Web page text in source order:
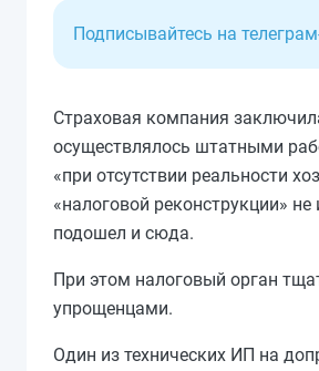
Подписывайтесь на
Страховая компания
осуществлялось штатными
«при отсутствии реальности
«налоговой реконструкции»
подошел и сюда.
При этом налоговый орган
упрощенцами.
Один из технических ИП на